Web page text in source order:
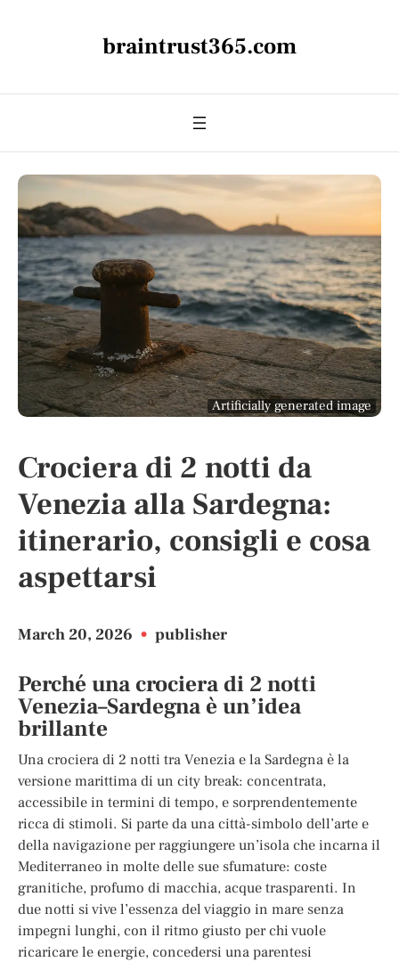
braintrust365.com
Artificially generated image
Crociera di 2 notti da
Venezia alla Sardegna:
itinerario, consigli e cosa
aspettarsi
March 20, 2026 • publisher
Perché una crociera di 2 notti
Venezia–Sardegna è un’idea
brillante
Una crociera di 2 notti tra Venezia e la Sardegna è la
versione marittima di un city break: concentrata,
accessibile in termini di tempo, e sorprendentemente
ricca di stimoli. Si parte da una città-simbolo dell’arte e
della navigazione per raggiungere un’isola che incarna il
Mediterraneo in molte delle sue sfumature: coste
granitiche, profumo di macchia, acque trasparenti. In
due notti si vive l’essenza del viaggio in mare senza
impegni lunghi, con il ritmo giusto per chi vuole
ricaricare le energie, concedersi una parentesi